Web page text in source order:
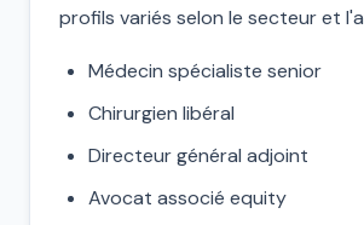
profils variés selon le secteur et
Médecin spécialiste senior
Chirurgien libéral
Directeur général adjoint
Avocat associé equity